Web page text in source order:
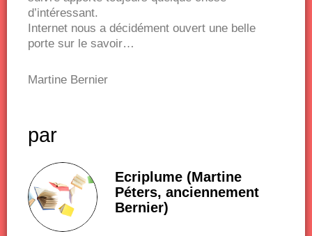
d’intéressant.
Internet nous a décidément ouvert une belle
porte sur le savoir…
Martine Bernier
par
Ecriplume (Martine
Péters, anciennement
Bernier)